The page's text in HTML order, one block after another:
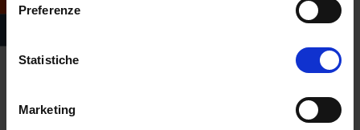
Preferenze
Statistiche
Marketing
Rosmini“);
Business Intelligence Markets &